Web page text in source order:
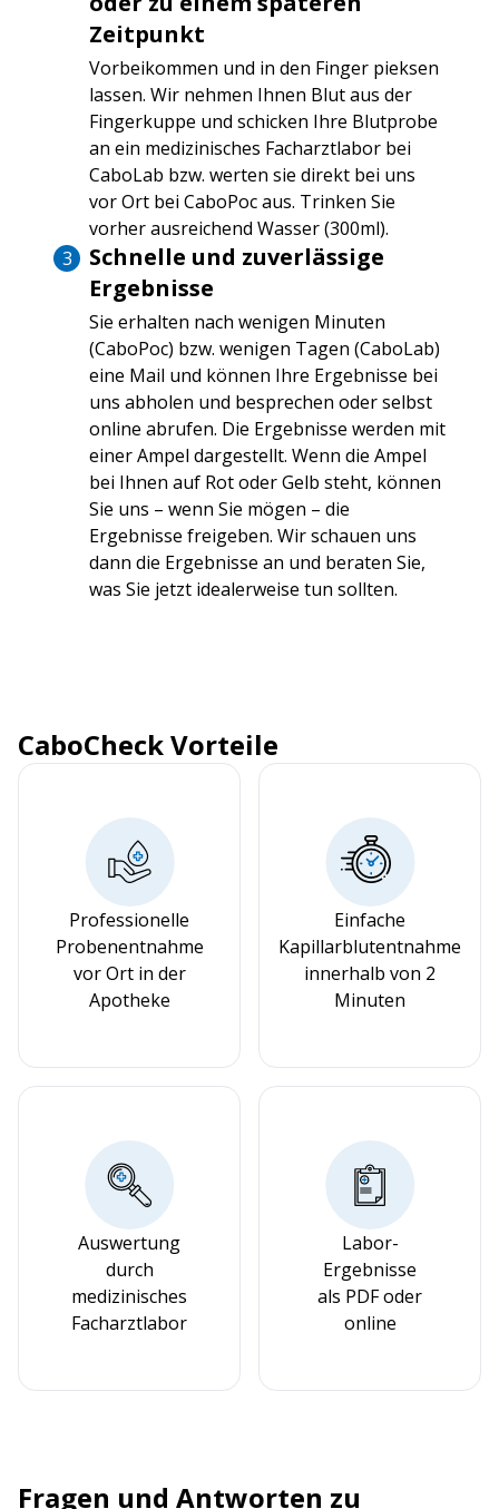
Zeitpunkt
Vorbeikommen und in den Finger pieksen
lassen. Wir nehmen Ihnen Blut aus der
Fingerkuppe und schicken Ihre Blutprobe
an ein medizinisches Facharztlabor bei
CaboLab bzw. werten sie direkt bei uns
vor Ort bei CaboPoc aus. Trinken Sie
vorher ausreichend Wasser (300ml).
Schnelle und zuverlässige
Ergebnisse
Sie erhalten nach wenigen Minuten
(CaboPoc) bzw. wenigen Tagen (CaboLab)
eine Mail und können Ihre Ergebnisse bei
uns abholen und besprechen oder selbst
online abrufen. Die Ergebnisse werden mit
einer Ampel dargestellt. Wenn die Ampel
bei Ihnen auf Rot oder Gelb steht, können
Sie uns – wenn Sie mögen – die
Ergebnisse freigeben. Wir schauen uns
dann die Ergebnisse an und beraten Sie,
was Sie jetzt idealerweise tun sollten.
CaboCheck Vorteile
Professionelle
Probenentnahme
vor Ort in der
Apotheke
Einfache
Kapillarblutentnahme
innerhalb von 2
Minuten
Auswertung
durch
medizinisches
Facharztlabor
Labor-
Ergebnisse
als PDF oder
online
Fragen und Antworten zu